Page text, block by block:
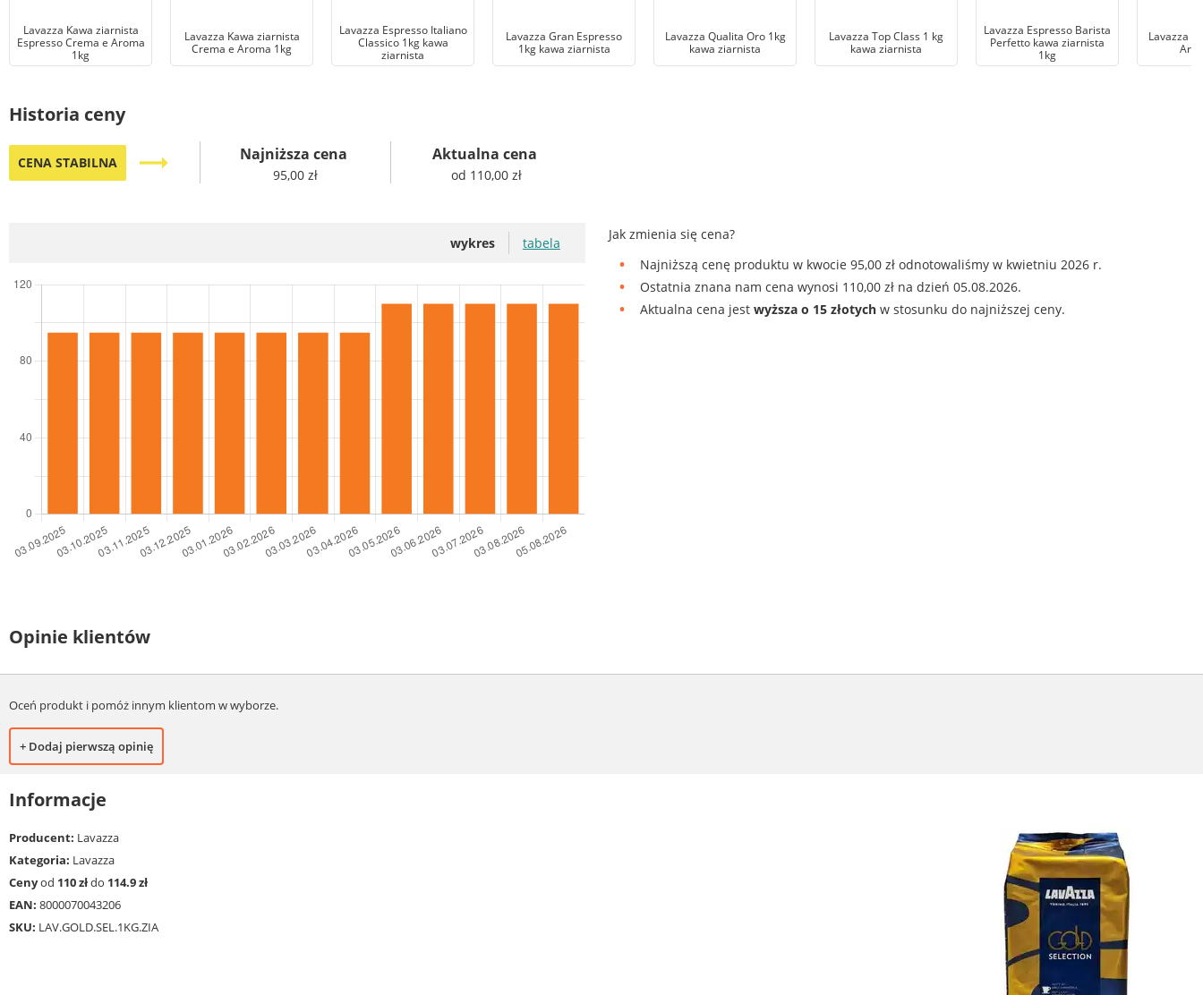
Lavazza Kawa ziarnista
Espresso Crema e Aroma
1kg
Lavazza Kawa ziarnista
Crema e Aroma 1kg
Lavazza Espresso Italiano
Classico 1kg kawa
ziarnista
Lavazza Gran Espresso
1kg kawa ziarnista
Lavazza Qualita Oro 1kg
kawa ziarnista
Lavazza Top Class 1 kg
kawa ziarnista
Lavazza Espresso Barista
Perfetto kawa ziarnista
1kg
Lavazza
Historia ceny
CENA STABILNA trending_flat Najniższa cena
95,00 zł
Aktualna cena
od 110,00 zł
wykres tabela
Jak zmienia się cena?
Najniższą cenę produktu w kwocie 95,00 zł odnotowaliśmy w kwietniu 2026 r.
Ostatnia znana nam cena wynosi 110,00 zł na dzień 05.08.2026.
Aktualna cena jestwyższa o 15 złotych w stosunku do najniższej ceny.
Opinie klientów
Oceń produkt i pomóż innym klientom w wyborze.
+ Dodaj pierwszą opinię
Informacje
Producent: Lavazza
Kategoria: Lavazza
Cenyod 110 złdo 114.9 zł
EAN: 8000070043206
SKU: LAV.GOLD.SEL.1KG.ZIA